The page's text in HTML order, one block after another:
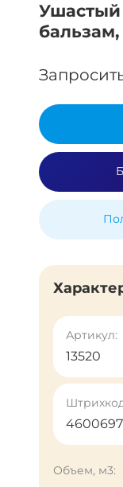
Артикул:
13520
Объем, м3: